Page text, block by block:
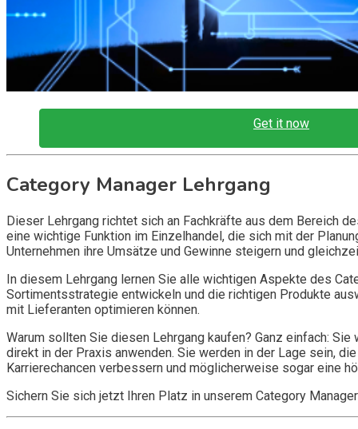
Get it now
Category Manager Lehrgang
Dieser Lehrgang richtet sich an Fachkräfte aus dem Bereich
eine wichtige Funktion im Einzelhandel, die sich mit der
Unternehmen ihre Umsätze und Gewinne steigern und
In diesem Lehrgang lernen Sie alle wichtigen Aspekte des
Sortimentsstrategie entwickeln und die richtigen Produkte
mit Lieferanten optimieren können.
Warum sollten Sie diesen Lehrgang kaufen? Ganz einfach:
direkt in der Praxis anwenden. Sie werden in der Lage sein,
Karrierechancen verbessern und möglicherweise sogar eine
Sichern Sie sich jetzt Ihren Platz in unserem Category